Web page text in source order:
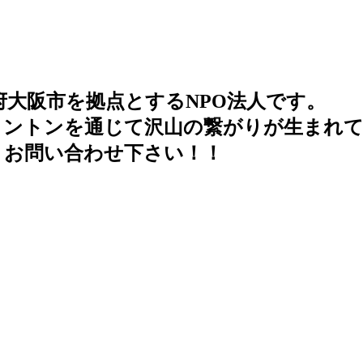
阪市を拠点とするNPO法人です。
トンを通じて沢山の繋がりが生まれて
問い合わせ下さい！！